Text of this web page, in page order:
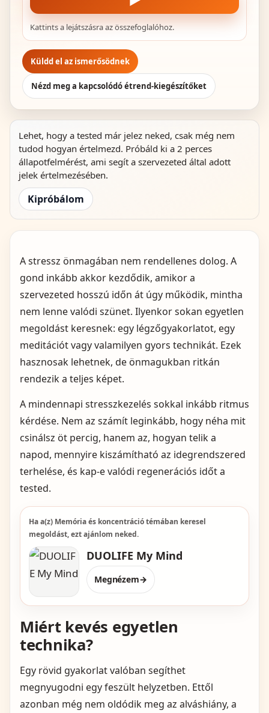
Kattints a lejátszásra az összefoglalóhoz.
Küldd el az ismerősödnek
Nézd meg a kapcsolódó étrend-kiegészítőket
Lehet, hogy a tested már jelez neked, csak még nem
tudod hogyan értelmezd. Próbáld ki a 2 perces
állapotfelmérést, ami segít a szervezeted által adott
jelek értelmezésében.
Kipróbálom
A stressz önmagában nem rendellenes dolog. A
gond inkább akkor kezdődik, amikor a
szervezeted hosszú időn át úgy működik, mintha
nem lenne valódi szünet. Ilyenkor sokan egyetlen
megoldást keresnek: egy légzőgyakorlatot, egy
meditációt vagy valamilyen gyors technikát. Ezek
hasznosak lehetnek, de önmagukban ritkán
rendezik a teljes képet.
A mindennapi stresszkezelés sokkal inkább ritmus
kérdése. Nem az számít leginkább, hogy néha mit
csinálsz öt percig, hanem az, hogyan telik a
napod, mennyire kiszámítható az idegrendszered
terhelése, és kap-e valódi regenerációs időt a
tested.
Ha a(z) Memória és koncentráció témában keresel
megoldást, ezt ajánlom neked.
DUOLIFE My Mind
Megnézem→
Miért kevés egyetlen
technika?
Egy rövid gyakorlat valóban segíthet
megnyugodni egy feszült helyzetben. Ettől
azonban még nem oldódik meg az alváshiány, a